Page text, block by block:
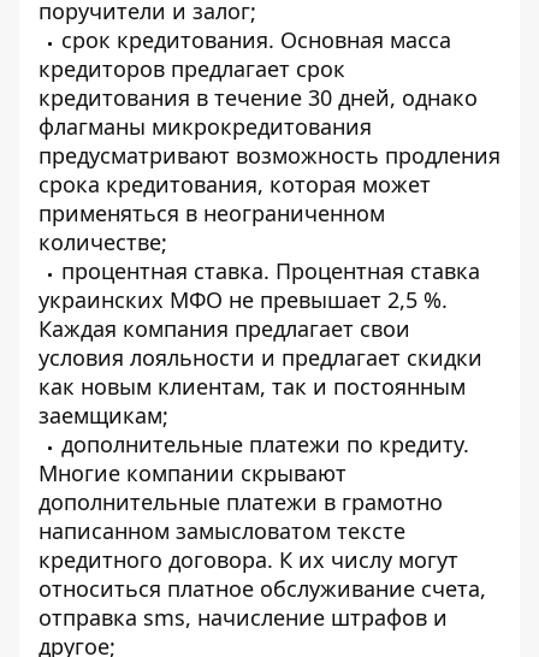
поручители и залог;
срок кредитования. Основная масса
кредиторов предлагает срок
кредитования в течение 30 дней, однако
флагманы микрокредитования
предусматривают возможность продления
срока кредитования, которая может
применяться в неограниченном
количестве;
процентная ставка. Процентная ставка
украинских МФО не превышает 2,5 %.
Каждая компания предлагает свои
условия лояльности и предлагает скидки
как новым клиентам, так и постоянным
заемщикам;
дополнительные платежи по кредиту.
Многие компании скрывают
дополнительные платежи в грамотно
написанном замысловатом тексте
кредитного договора. К их числу могут
относиться платное обслуживание счета,
отправка sms, начисление штрафов и
другое;